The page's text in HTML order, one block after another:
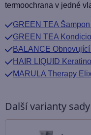
z
hvězdiček.
termoochrana v jedné
GREEN TEA Šampon
GREEN TEA
BALANCE Obnovující
HAIR LIQUID
MARULA Therapy